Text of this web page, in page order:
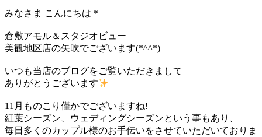
みなさま こんにちは＊
倉敷アモル＆スタジオビュー
美観地区店の矢吹でございます(*^^*)
いつも当店のブログをご覧いただきまして
ありがとうございます
11月ものこり僅かでございますね!
紅葉シーズン、ウェディングシーズンという事もあり、
毎日多くのカップル様のお手伝いをさせていただいておりま